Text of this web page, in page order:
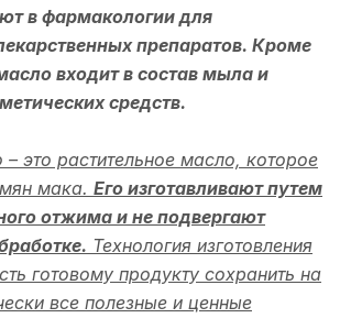
в фармакологии для
препаратов. Кроме
входит в состав мыла и
средств.
это растительное масло, которое
мака. Его изготавливают путем
отжима и не подвергают
Технология изготовления
готовому продукту сохранить на
все полезные и ценные